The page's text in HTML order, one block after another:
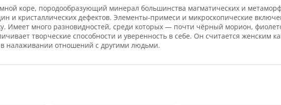
коре, породообразующий минерал большинства магматических и
и кристаллических дефектов. Элементы-примеси и микроскопические
Имеет много разновидностей, среди которых — почти чёрный морион,
творческие способности и уверенность в себе. Он считается женским
налаживании отношений с другими людьми.